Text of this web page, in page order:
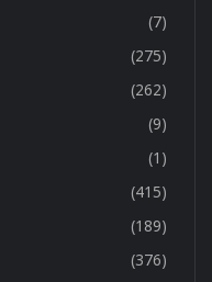
(7)
(275)
(262)
(9)
(1)
(415)
(189)
(376)